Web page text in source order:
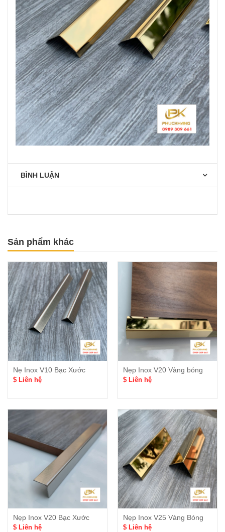
BÌNH LUẬN
Sản phẩm khác
Nẹ Inox V10 Bạc Xước
$ Liên hệ
Nẹp Inox V20 Vàng bóng
$ Liên hệ
Nẹp Inox V20 Bạc Xước
$ Liên hệ
Nẹp Inox V25 Vàng Bóng
$ Liên hệ